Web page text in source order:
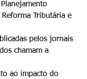
Tributária e
pelos jornais
chamam a
ao impacto do